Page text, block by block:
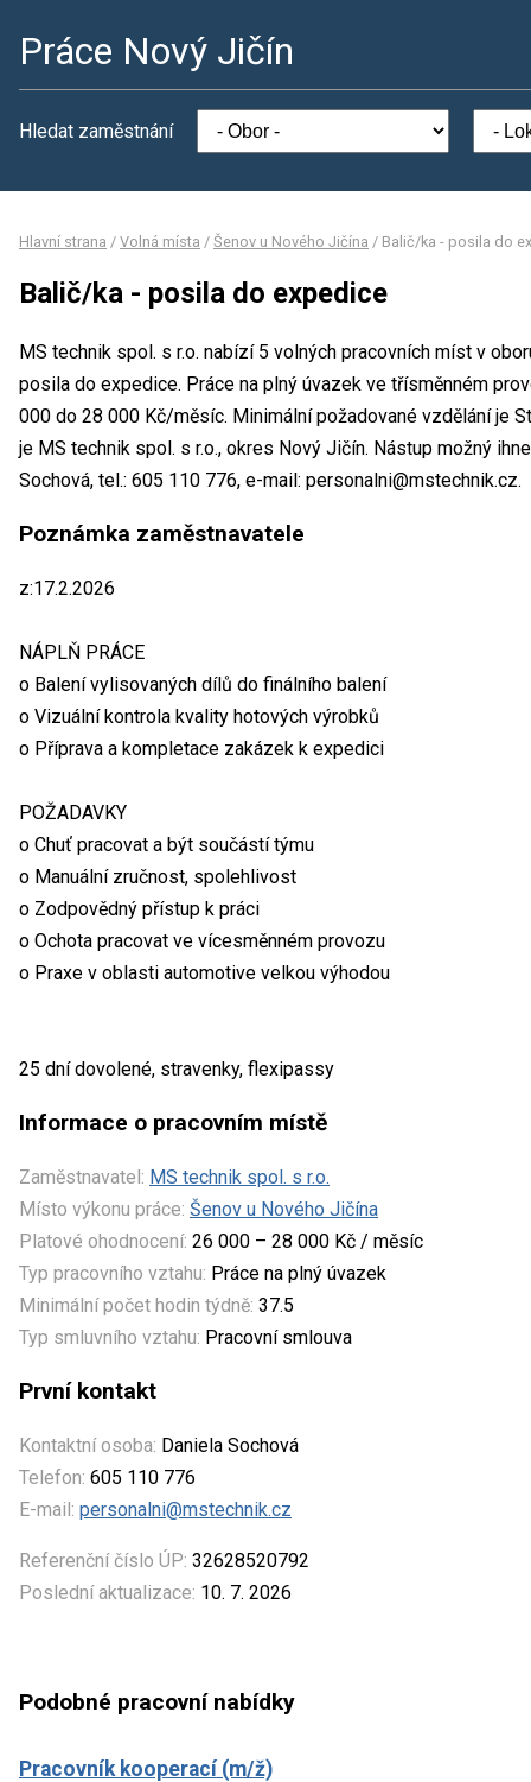
Práce Nový Jičín
Hledat zaměstnání
Hlavní strana / Volná místa / Šenov u Nového Jičína / Balič/ka - posila do
Balič/ka - posila do expedice
MS technik spol. s r.o. nabízí 5 volných pracovních míst v
posila do expedice. Práce na plný úvazek ve třísměnném
000 do 28 000 Kč/měsíc. Minimální požadované vzdělání je
je MS technik spol. s r.o., okres Nový Jičín. Nástup možný
Sochová, tel.: 605 110 776, e-mail: personalni@mstechnik.cz.
Poznámka zaměstnavatele
z:17.2.2026
NÁPLŇ PRÁCE
o Balení vylisovaných dílů do finálního balení
o Vizuální kontrola kvality hotových výrobků
o Příprava a kompletace zakázek k expedici
POŽADAVKY
o Chuť pracovat a být součástí týmu
o Manuální zručnost, spolehlivost
o Zodpovědný přístup k práci
o Ochota pracovat ve vícesměnném provozu
o Praxe v oblasti automotive velkou výhodou
25 dní dovolené, stravenky, flexipassy
Informace o pracovním místě
Zaměstnavatel: MS technik spol. s r.o.
Místo výkonu práce: Šenov u Nového Jičína
Platové ohodnocení: 26 000 – 28 000 Kč / měsíc
Typ pracovního vztahu: Práce na plný úvazek
Minimální počet hodin týdně: 37.5
Typ smluvního vztahu: Pracovní smlouva
První kontakt
Kontaktní osoba: Daniela Sochová
Telefon: 605 110 776
E-mail: personalni@mstechnik.cz
Referenční číslo ÚP: 32628520792
Poslední aktualizace: 10. 7. 2026
Podobné pracovní nabídky
Pracovník kooperací (m/ž)